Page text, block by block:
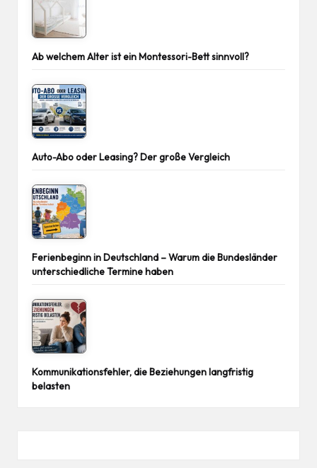
Ab welchem Alter ist ein Montessori-Bett sinnvoll?
Auto-Abo oder Leasing? Der große Vergleich
Ferienbeginn in Deutschland – Warum die Bundesländer
unterschiedliche Termine haben
Kommunikationsfehler, die Beziehungen langfristig
belasten